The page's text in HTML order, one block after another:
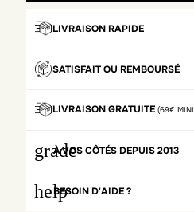
LIVRAISON RAPIDE
SATISFAIT OU REMBOURSÉ
LIVRAISON GRATUITE (69€
grade
À VOS CÔTÉS DEPUIS 2013
helpBESOIN D'AIDE ?